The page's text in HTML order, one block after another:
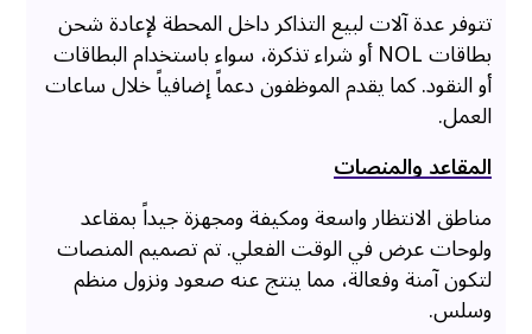
تتوفر عدة آلات لبيع التذاكر داخل المحطة لإعادة شحن
بطاقات NOL أو شراء تذكرة، سواء باستخدام البطاقات
أو النقود. كما يقدم الموظفون دعماً إضافياً خلال ساعات
العمل.
المقاعد والمنصات
مناطق الانتظار واسعة ومكيفة ومجهزة جيداً بمقاعد
ولوحات عرض في الوقت الفعلي. تم تصميم المنصات
لتكون آمنة وفعالة، مما ينتج عنه صعود ونزول منظم
وسلس.